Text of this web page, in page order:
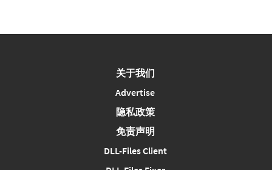
关于我们
Advertise
隐私政策
免责声明
DLL-Files Client